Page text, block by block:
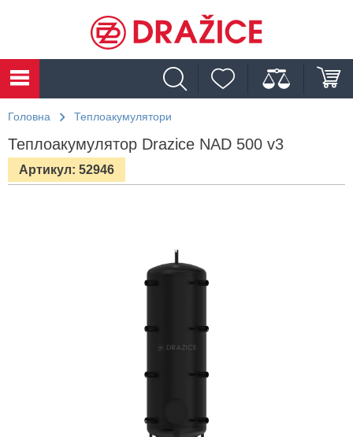
Головна Теплоакумулятори
Теплоакумулятор Drazice NAD 500 v3
Артикул: 52946